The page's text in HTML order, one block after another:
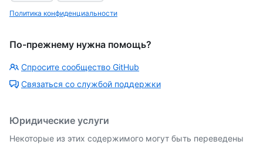
Политика конфиденциальности
По-прежнему нужна помощь?
Спросите сообщество GitHub
Связаться со службой поддержки
Юридические услуги
Некоторые из этих содержимого могут быть переведены